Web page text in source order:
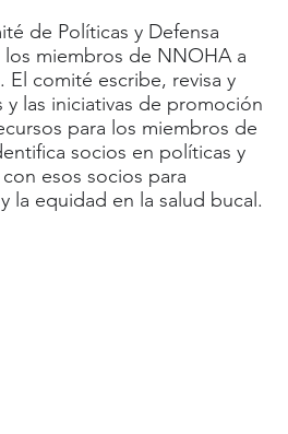
de Políticas y Defensa
miembros de NNOHA a
El comité escribe, revisa y
y las iniciativas de promoción
para los miembros de
socios en políticas y
esos socios para
la equidad en la salud bucal.